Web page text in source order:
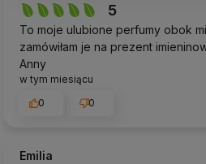
5
To moje ulubione perfumy obok
zamówiłam je na prezent
Anny
w tym miesiącu
0
0
Emilia